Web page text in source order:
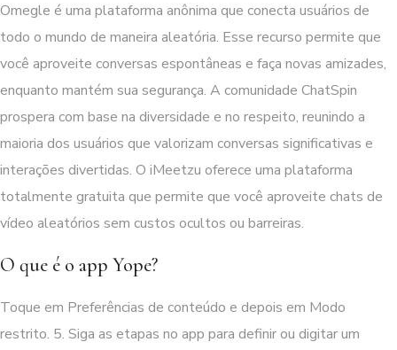
Omegle é uma plataforma anônima que conecta usuários de
todo o mundo de maneira aleatória. Esse recurso permite que
você aproveite conversas espontâneas e faça novas amizades,
enquanto mantém sua segurança. A comunidade ChatSpin
prospera com base na diversidade e no respeito, reunindo a
maioria dos usuários que valorizam conversas significativas e
interações divertidas. O iMeetzu oferece uma plataforma
totalmente gratuita que permite que você aproveite chats de
vídeo aleatórios sem custos ocultos ou barreiras.
O que é o app Yope?
Toque em Preferências de conteúdo e depois em Modo
restrito. 5. Siga as etapas no app para definir ou digitar um